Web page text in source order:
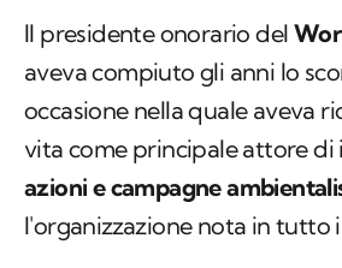
Il presidente onorario del
aveva compiuto gli anni lo
occasione nella quale aveva
vita come principale attore
azioni ecampagne
l'organizzazione nota in tutto